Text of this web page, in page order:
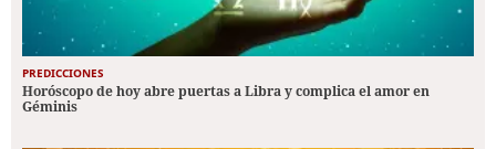
PREDICCIONES
Horóscopo de hoy abre puertas a Libra y complica el amor en
Géminis